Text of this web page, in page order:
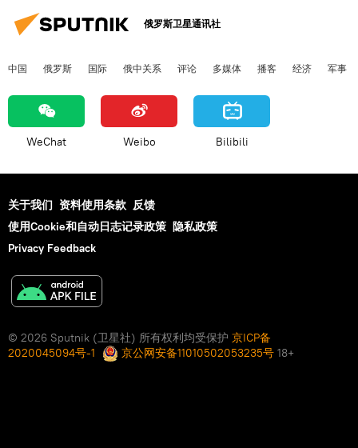
俄罗斯卫星通讯社
中国 俄罗斯 国际 俄中关系 评论 多媒体 播客 经济 军事
WeChat Weibo Bilibili
关于我们 资料使用条款 反馈
使用Cookie和自动日志记录政策 隐私政策
Privacy Feedback
© 2026 Sputnik (卫星社) 所有权利均受保护 京ICP备
2020045094号-1
京公网安备11010502053235号 18+